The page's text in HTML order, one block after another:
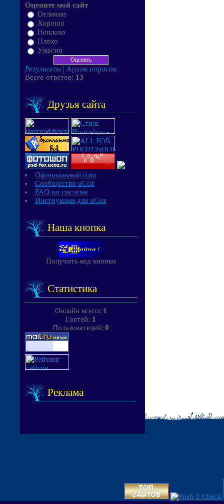
Оцените мой сайт
Отлично
Хорошо
Неплохо
Плохо
Ужасно
Результаты | Архив опросов
Всего ответов: 13
Друзья сайта
Официальный блог
Сообщество uCoz
FAQ по системе
Инструкции для uCoz
Наша кнопка
Получить код кнопки
Статистика
Онлайн всего: 1
Гостей: 1
Пользователей: 0
Реклама